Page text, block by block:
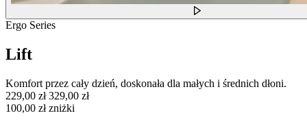
Ergo Series
Lift
Komfort przez cały dzień, doskonała dla małych i średnich dłoni.
229,00 zł 329,00 zł
100,00 zł zniżki